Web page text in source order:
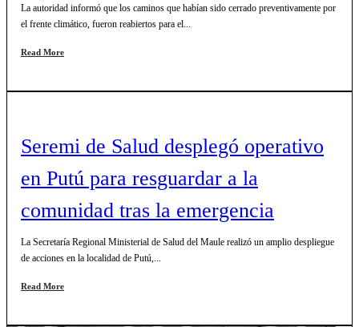
La autoridad informó que los caminos que habían sido cerrado preventivamente por
el frente climático, fueron reabiertos para el...
Read More
Seremi de Salud desplegó operativo
en Putú para resguardar a la
comunidad tras la emergencia
La Secretaría Regional Ministerial de Salud del Maule realizó un amplio despliegue
de acciones en la localidad de Putú,...
Read More